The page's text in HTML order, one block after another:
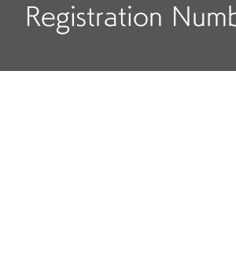
Registration